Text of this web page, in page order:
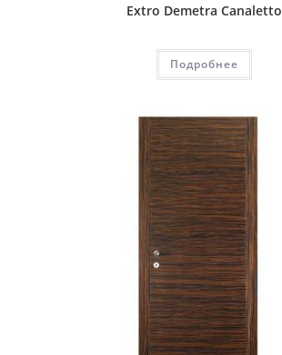
Extro Demetra Canaletto
Подробнее